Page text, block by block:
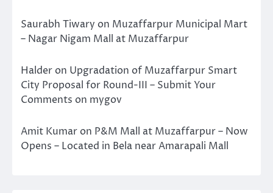
Saurabh Tiwary on Muzaffarpur Municipal Mart
– Nagar Nigam Mall at Muzaffarpur
Halder on Upgradation of Muzaffarpur Smart
City Proposal for Round-III – Submit Your
Comments on mygov
Amit Kumar on P&M Mall at Muzaffarpur – Now
Opens – Located in Bela near Amarapali Mall